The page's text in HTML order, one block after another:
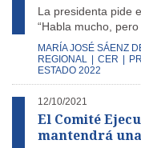
La presidenta pide
“Habla mucho,
MARÍA JOSÉ SÁENZ
REGIONAL
CER
ESTADO 2022
12/10/2021
El Comité
mantendrá